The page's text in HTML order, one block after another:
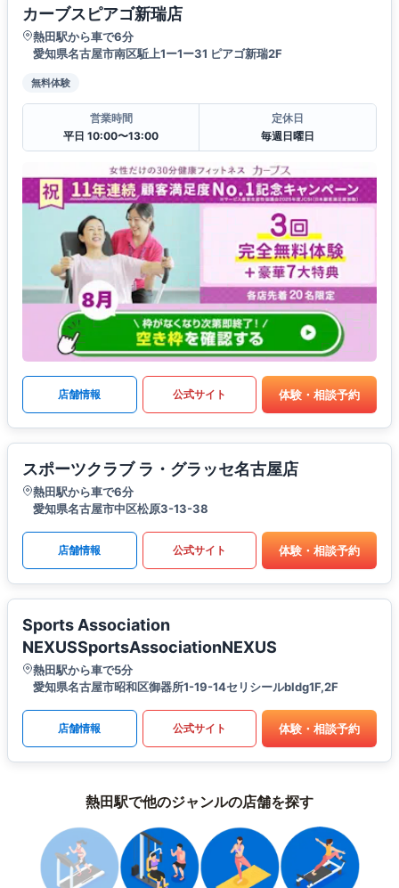
カーブスピアゴ新瑞店
熱田駅から車で6分
愛知県名古屋市南区駈上1ー1ー31 ピアゴ新瑞2F
無料体験
営業時間
平日 10:00〜13:00
定休日
毎週日曜日
店舗情報 公式サイト 体験・相談予約
スポーツクラブ ラ・グラッセ名古屋店
熱田駅から車で6分
愛知県名古屋市中区松原3-13-38
店舗情報 公式サイト 体験・相談予約
Sports Association
NEXUSSportsAssociationNEXUS
熱田駅から車で5分
愛知県名古屋市昭和区御器所1-19-14セリシールbldg1F,2F
店舗情報 公式サイト 体験・相談予約
熱田駅で他のジャンルの店舗を探す